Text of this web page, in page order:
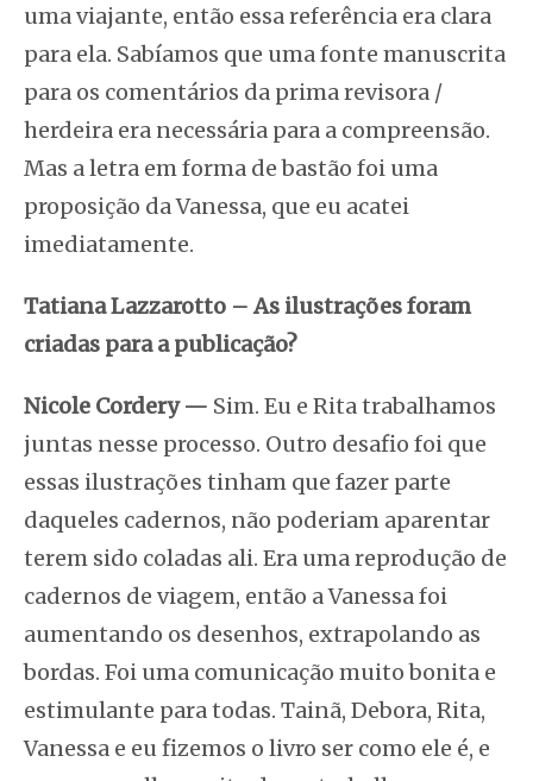
uma viajante, então essa referência era clara
para ela. Sabíamos que uma fonte manuscrita
para os comentários da prima revisora /
herdeira era necessária para a compreensão.
Mas a letra em forma de bastão foi uma
proposição da Vanessa, que eu acatei
imediatamente.
Tatiana Lazzarotto – As ilustrações foram
criadas para a publicação?
Nicole Cordery— Sim. Eu e Rita trabalhamos
juntas nesse processo. Outro desafio foi que
essas ilustrações tinham que fazer parte
daqueles cadernos, não poderiam aparentar
terem sido coladas ali. Era uma reprodução de
cadernos de viagem, então a Vanessa foi
aumentando os desenhos, extrapolando as
bordas. Foi uma comunicação muito bonita e
estimulante para todas. Tainã, Debora, Rita,
Vanessa e eu fizemos o livro ser como ele é, e